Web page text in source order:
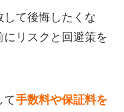
して後悔したくな
リスクと回避策を
て手数料や保証料を